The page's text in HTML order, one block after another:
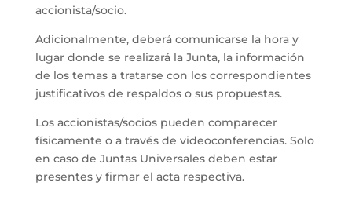
accionista/socio.
Adicionalmente, deberá comunicarse la hora y
lugar donde se realizará la Junta, la información
de los temas a tratarse con los correspondientes
justificativos de respaldos o sus propuestas.
Los accionistas/socios pueden comparecer
físicamente o a través de videoconferencias. Solo
en caso de Juntas Universales deben estar
presentes y firmar el acta respectiva.